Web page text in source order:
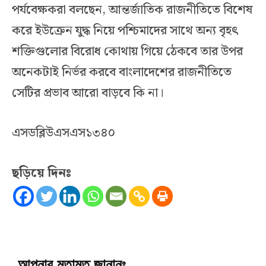
পর্যবেক্ষকরা বলছেন, আন্তর্জাতিক রাজনীতিতে বিশেষ
করে ইউক্রেন যুদ্ধ নিয়ে পশ্চিমাদের সাথে অন্য বৃহৎ
শক্তিগুলোর বিরোধ কোথায় গিয়ে ঠেকবে তার উপর
অনেকটাই নির্ভর করবে বাংলাদেশের রাজনীতিতে
সেটির প্রভাব আরো বাড়বে কি না।
এসডব্লিউএসএস১৩৪০
ছড়িয়ে দিনঃ